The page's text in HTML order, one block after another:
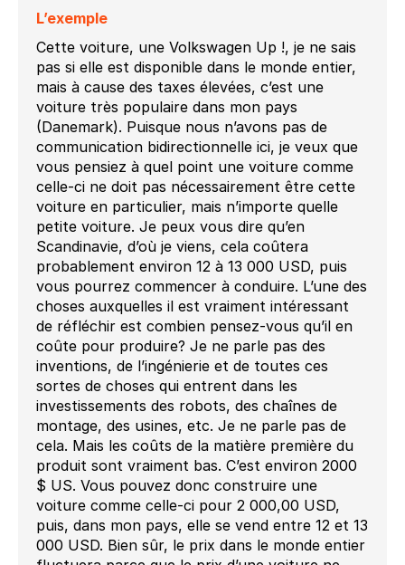
L’exemple
Cette voiture, une Volkswagen Up !, je ne sais
pas si elle est disponible dans le monde entier,
mais à cause des taxes élevées, c’est une
voiture très populaire dans mon pays
(Danemark). Puisque nous n’avons pas de
communication bidirectionnelle ici, je veux que
vous pensiez à quel point une voiture comme
celle-ci ne doit pas nécessairement être cette
voiture en particulier, mais n’importe quelle
petite voiture. Je peux vous dire qu’en
Scandinavie, d’où je viens, cela coûtera
probablement environ 12 à 13 000 USD, puis
vous pourrez commencer à conduire. L’une des
choses auxquelles il est vraiment intéressant
de réfléchir est combien pensez-vous qu’il en
coûte pour produire? Je ne parle pas des
inventions, de l’ingénierie et de toutes ces
sortes de choses qui entrent dans les
investissements des robots, des chaînes de
montage, des usines, etc. Je ne parle pas de
cela. Mais les coûts de la matière première du
produit sont vraiment bas. C’est environ 2000
$ US. Vous pouvez donc construire une
voiture comme celle-ci pour 2 000,00 USD,
puis, dans mon pays, elle se vend entre 12 et 13
000 USD. Bien sûr, le prix dans le monde entier